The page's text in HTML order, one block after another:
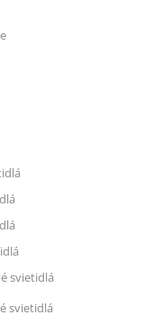
svietidlá
svietidlá